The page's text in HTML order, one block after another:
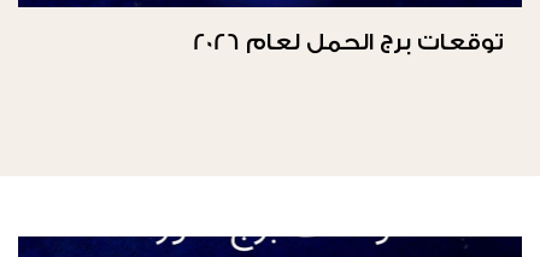
توقعات برج الحمل لعام 2026